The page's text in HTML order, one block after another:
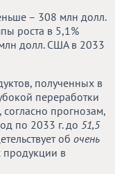
– 308 млн долл.
роста в 5,1%
долл. США в 2033
полученных в
переработки
прогнозам,
по 2033 г. до 51,5
об очень
продукции в